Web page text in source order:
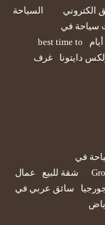
الكتروني
السياحة
سياحة في
best time to
دايتونا
غرف
في
شقة للبيع
عمال
سائق عربي في